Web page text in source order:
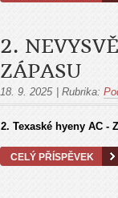
2.
ZÁPASU
18. 9. 2025 Rubrika:
2. Texaské hyeny AC -
CELÝ PŘÍSPĚVEK